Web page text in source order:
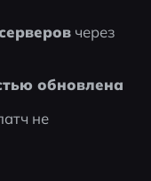
через
обновлена
не